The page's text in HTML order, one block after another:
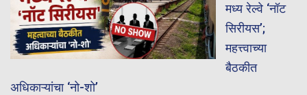
मध्य रेल्वे ‘नॉट
सिरीयस’;
महत्त्वाच्या
बैठकीत
अधिकाऱ्यांचा ‘नो-शो’